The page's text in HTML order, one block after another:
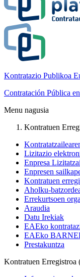
Kontratazio Publikoa
Contratación Pública
Menu nagusia
Kontratuen
Lizitazio
Enpresa
Enpresen
Kontratuen
Aholku-
Errekurtsoen
Araudia
Datu Irekiak
EAEko
EAEko
Prestakuntza
Kontratuen